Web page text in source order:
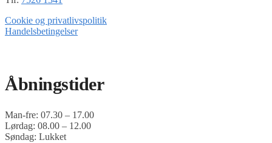
Cookie og privatlivspolitik
Handelsbetingelser
Åbningstider
Man-fre: 07.30 – 17.00
Lørdag: 08.00 – 12.00
Søndag: Lukket